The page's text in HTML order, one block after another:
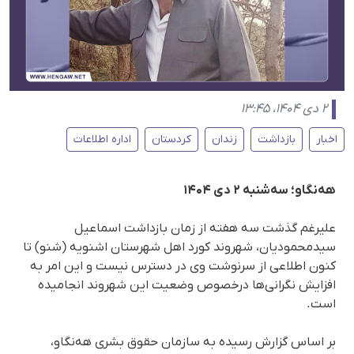
۲ دی ۱۴۰۴، ۱۳:۴۵
اخبار بازداشت زندان کردستان اداره اطلاعات
هەنگاو؛ سه‌شنبه ۲ دی ۱۴۰۴
علیرغم گذشت سه هفته از زمان بازداشت اسماعیل
سیدمحمودیان، شهروند کورد اهل شهرستان اشنویه (شنو) تا
کنون اطلاعی از سرنوشت وی در دسترس نیست و این امر به
افزایش نگرانی‌ها درخصوص وضعیت این شهروند انجامیده
است.
بر اساس گزارش رسیده به سازمان حقوق بشری هەنگاو،